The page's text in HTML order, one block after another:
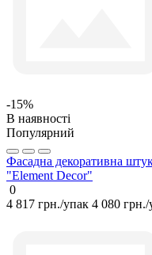
-15%
В наявності
Популярний
Фасадна декоративна
"Element Decor"
0
4 817 грн./упак 4 080 грн./